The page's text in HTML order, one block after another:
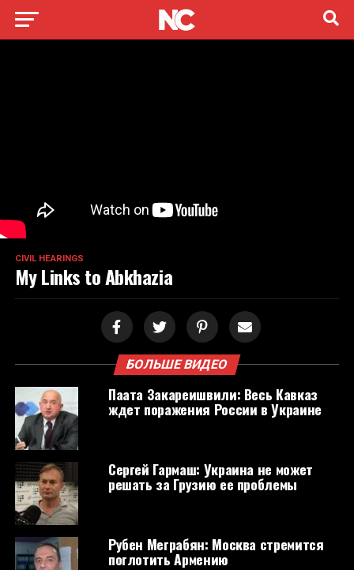
CIVIL HEARINGS
My Links to Abkhazia
БОЛЬШЕ ВИДЕО
Паата Закареишвили: Весь Кавказ
ждет поражения России в Украине
Сергей Гармаш: Украина не может
решать за Грузию ее проблемы
Рубен Меграбян: Москва стремится
поглотить Армению